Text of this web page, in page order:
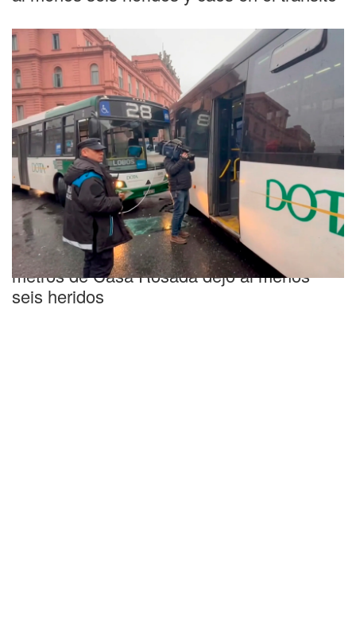
Tránsito
Fuerte choque entre dos colectivos a
metros de Casa Rosada dejó al menos
seis heridos